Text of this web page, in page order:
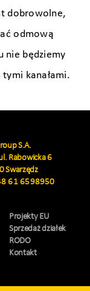
dobrowolne,
odmową
nie będziemy
kanałami.
S.A.
Rabowicka 6
Swarzędz
61 6598950
Projekty EU
Sprzedaż działek
RODO
Kontakt